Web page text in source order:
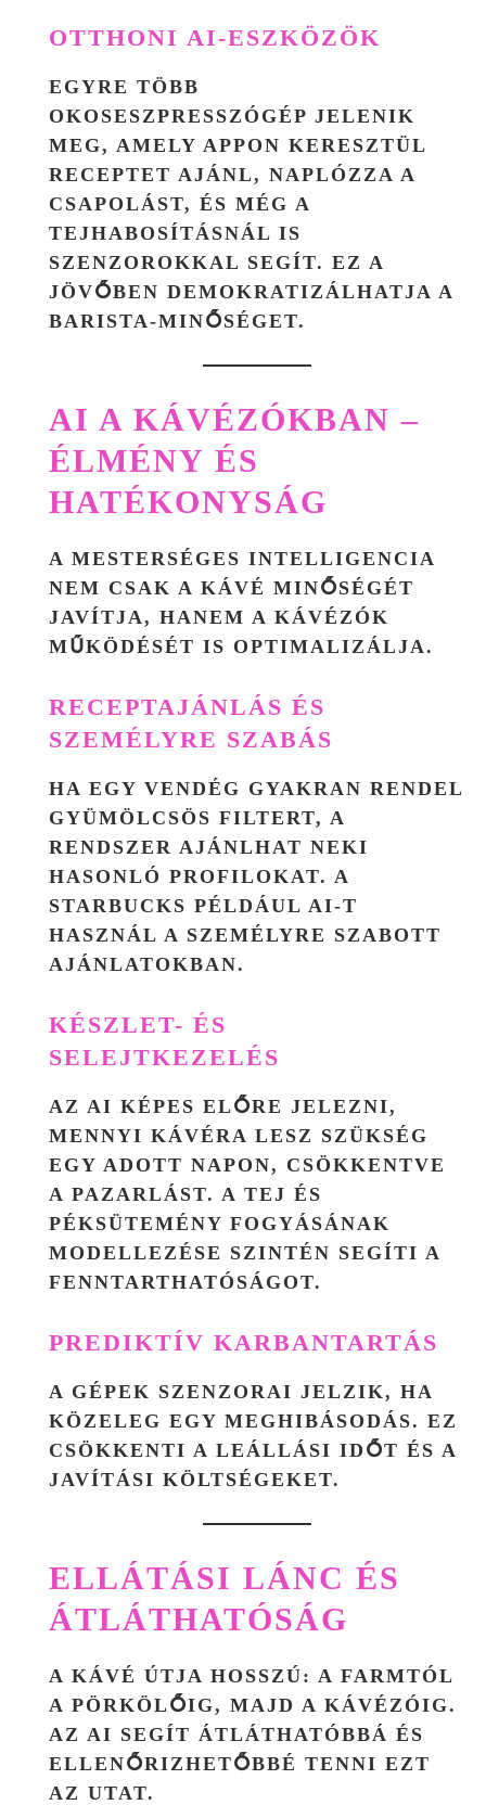
OTTHONI AI-ESZKÖZÖK
EGYRE TÖBB
OKOSESZPRESSZÓGÉP JELENIK
MEG, AMELY APPON KERESZTÜL
RECEPTET AJÁNL, NAPLÓZZA A
CSAPOLÁST, ÉS MÉG A
TEJHABOSÍTÁSNÁL IS
SZENZOROKKAL SEGÍT. EZ A
JÖVŐBEN DEMOKRATIZÁLHATJA A
BARISTA-MINŐSÉGET.
AI A KÁVÉZÓKBAN –
ÉLMÉNY ÉS
HATÉKONYSÁG
A MESTERSÉGES INTELLIGENCIA
NEM CSAK A KÁVÉ MINŐSÉGÉT
JAVÍTJA, HANEM A KÁVÉZÓK
MŰKÖDÉSÉT IS OPTIMALIZÁLJA.
RECEPTAJÁNLÁS ÉS
SZEMÉLYRE SZABÁS
HA EGY VENDÉG GYAKRAN RENDEL
GYÜMÖLCSÖS FILTERT, A
RENDSZER AJÁNLHAT NEKI
HASONLÓ PROFILOKAT. A
STARBUCKS PÉLDÁUL AI-T
HASZNÁL A SZEMÉLYRE SZABOTT
AJÁNLATOKBAN.
KÉSZLET- ÉS
SELEJTKEZELÉS
AZ AI KÉPES ELŐRE JELEZNI,
MENNYI KÁVÉRA LESZ SZÜKSÉG
EGY ADOTT NAPON, CSÖKKENTVE
A PAZARLÁST. A TEJ ÉS
PÉKSÜTEMÉNY FOGYÁSÁNAK
MODELLEZÉSE SZINTÉN SEGÍTI A
FENNTARTHATÓSÁGOT.
PREDIKTÍV KARBANTARTÁS
A GÉPEK SZENZORAI JELZIK, HA
KÖZELEG EGY MEGHIBÁSODÁS. EZ
CSÖKKENTI A LEÁLLÁSI IDŐT ÉS A
JAVÍTÁSI KÖLTSÉGEKET.
ELLÁTÁSI LÁNC ÉS
ÁTLÁTHATÓSÁG
A KÁVÉ ÚTJA HOSSZÚ: A FARMTÓL
A PÖRKÖLŐIG, MAJD A KÁVÉZÓIG.
AZ AI SEGÍT ÁTLÁTHATÓBBÁ ÉS
ELLENŐRIZHETŐBBÉ TENNI EZT
AZ UTAT.